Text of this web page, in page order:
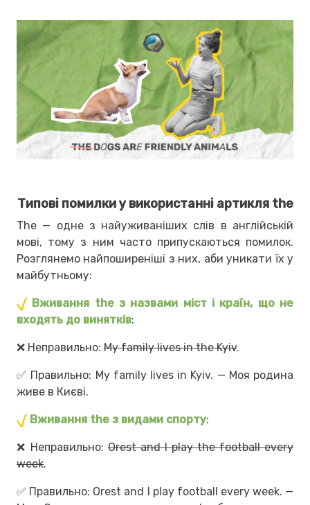
Типові помилки у використанні артикля the
The — одне з найуживаніших слів в англійській
мові, тому з ним часто припускаються помилок.
Розглянемо найпоширеніші з них, аби уникати їх у
майбутньому:
Вживання the з назвами міст і країн, що не
входять до винятків:
❌ Неправильно: My family lives in the Kyiv.
✅ Правильно: My family lives in Kyiv. — Моя родина
живе в Києві.
Вживання the з видами спорту:
❌ Неправильно: Orest and I play the football every
week.
✅ Правильно: Orest and I play football every week. —